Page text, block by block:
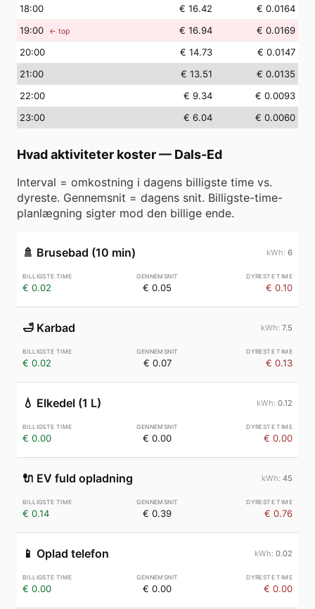
18:00 € 16.42
€ 0.0164
19:00 ← top € 16.94
€ 0.0169
20:00 € 14.73
€ 0.0147
21:00 € 13.51
€ 0.0135
22:00 € 9.34
€ 0.0093
23:00 € 6.04 € 0.0060
Hvad aktiviteter koster— Dals-Ed
Interval = omkostning i dagens billigste time vs.
dyreste. Gennemsnit = dagens snit. Billigste-time-
planlægning sigter mod den billige ende.
🚿 Brusebad (10 min) 6
€ 0.02 € 0.05 € 0.10
🛁 Karbad 7.5
€ 0.02 € 0.07 € 0.13
💧 Elkedel (1 L) 0.12
€ 0.00 € 0.00 € 0.00
🔌 EV fuld opladning 45
€ 0.14 € 0.39 € 0.76
📱 Oplad telefon 0.02
€ 0.00 € 0.00 € 0.00